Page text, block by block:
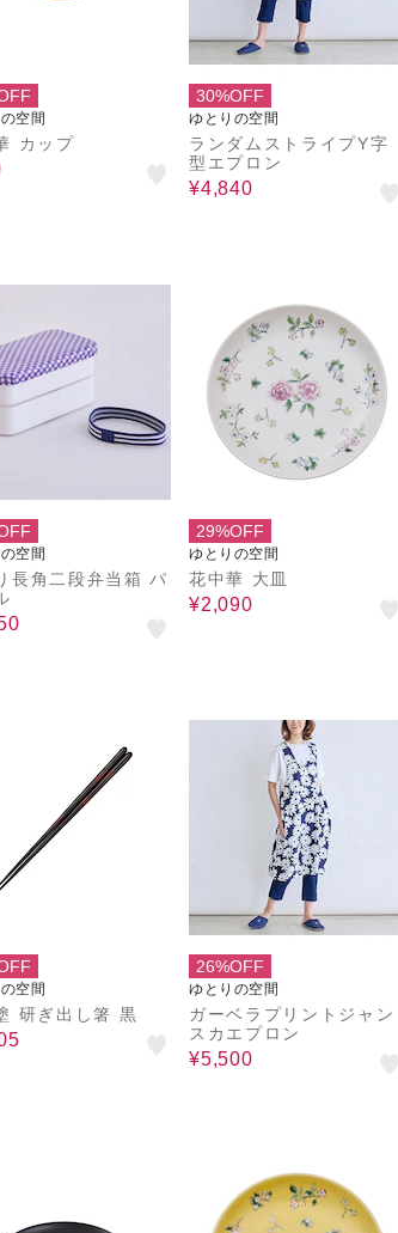
空間
カップ
30%OFF
ゆとりの空間
ランダムストライプY字
型エプロン
¥4,840
空間
長角二段弁当箱 パ
29%OFF
ゆとりの空間
花中華 大皿
¥2,090
空間
研ぎ出し箸 黒
26%OFF
ゆとりの空間
ガーベラプリントジャン
スカエプロン
¥5,500